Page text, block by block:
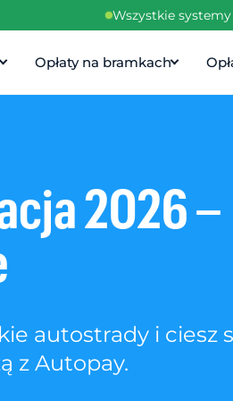
Wszystkie
Opłaty na bramkach
2026 –
autostrady i ciesz
z Autopay.